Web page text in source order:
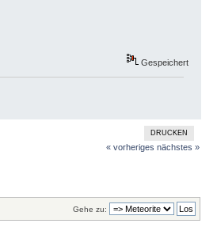
Gespeichert
DRUCKEN
« vorheriges nächstes »
Gehe zu: